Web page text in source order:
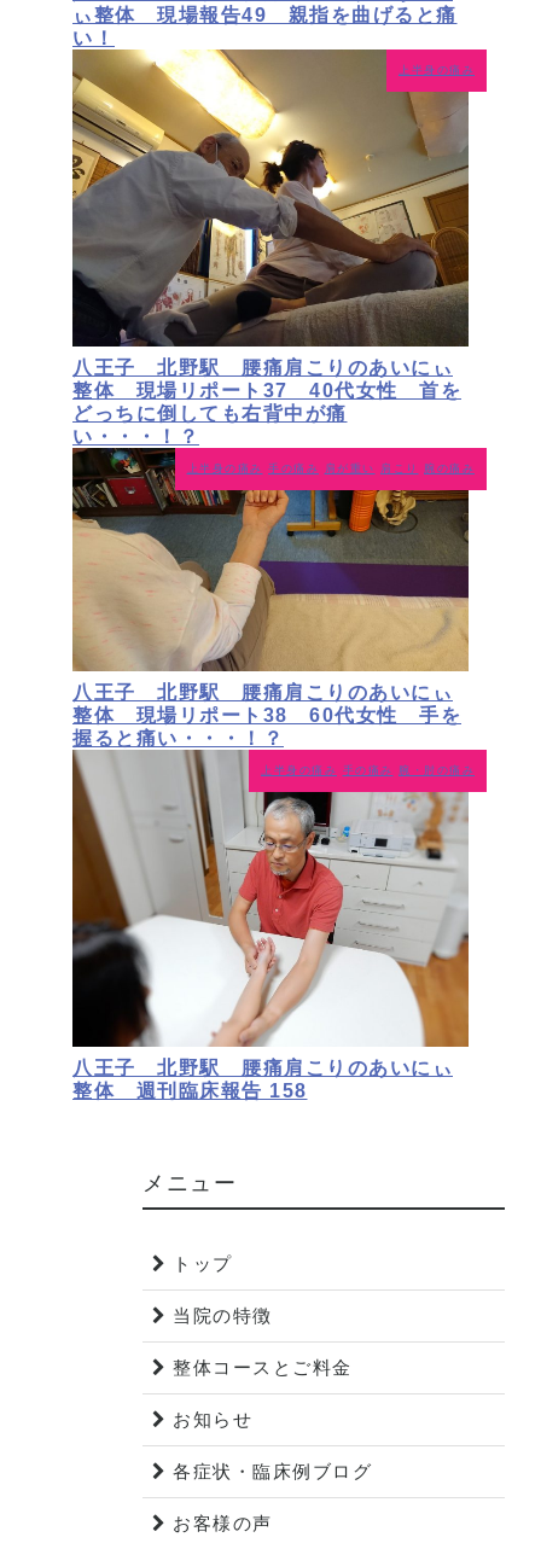
ぃ整体 現場報告49 親指を曲げると痛
い！
上半身の痛み
八王子 北野駅 腰痛肩こりのあいにぃ
整体 現場リポート37 40代女性 首を
どっちに倒しても右背中が痛
い・・・！？
上半身の痛み 手の痛み 肩が重い 肩こり 腕の痛み
八王子 北野駅 腰痛肩こりのあいにぃ
整体 現場リポート38 60代女性 手を
握ると痛い・・・！？
上半身の痛み 手の痛み 腕・肘の痛み
八王子 北野駅 腰痛肩こりのあいにぃ
整体 週刊臨床報告 158
メニュー
トップ
当院の特徴
整体コースとご料金
お知らせ
各症状・臨床例ブログ
お客様の声